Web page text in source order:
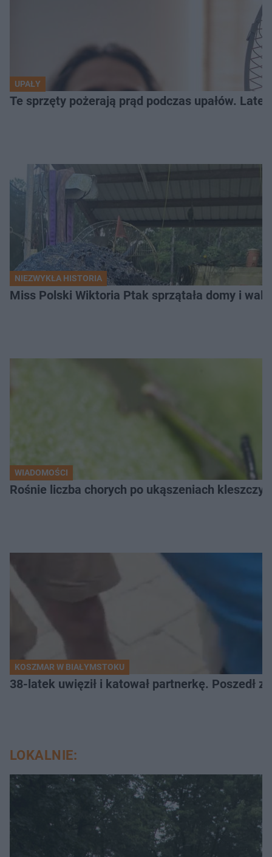
UPAŁY
Te sprzęty pożerają prąd podczas upałów.
NIEZWYKŁA HISTORIA
Miss Polski Wiktoria Ptak sprzątała domy i
WIADOMOŚCI
Rośnie liczba chorych po ukąszeniach
KOSZMAR W BIAŁYMSTOKU
38-latek uwięził i katował partnerkę. Poszedł
LOKALNIE: